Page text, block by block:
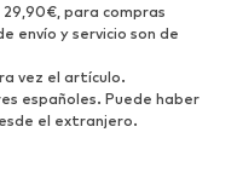
deportivos
deportivas
para compras
envío y servicio son de
vez el artículo.
españoles. Puede haber
el extranjero.